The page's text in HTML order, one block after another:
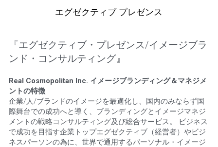
Insights
Contact
エグゼクティブ プレゼンス
『エグゼクティブ・プレゼンス/イメージブラ
ンド・コンサルティング』
Real Cosmopolitan Inc. イメージブランディング＆マネジメ
ントの特徴
企業/人/ブランドのイメージを最適化し、国内のみならず国
際舞台での成功へと導く、ブランディングとイメージマネジ
メントの戦略コンサルティング及び総合サービス。 ビジネス
で成功を目指す企業トップエグゼクティブ（経営者）やビジ
ネスパーソンの為に、世界で通用するパーソナル・イメージ